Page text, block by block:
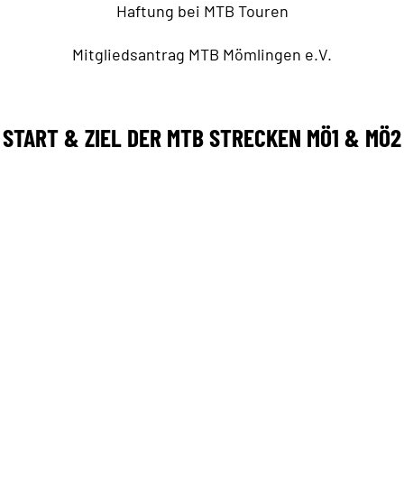
Haftung bei MTB Touren
Mitgliedsantrag MTB Mömlingen e.V.
START & ZIEL DER MTB STRECKEN MÖ1 & MÖ2